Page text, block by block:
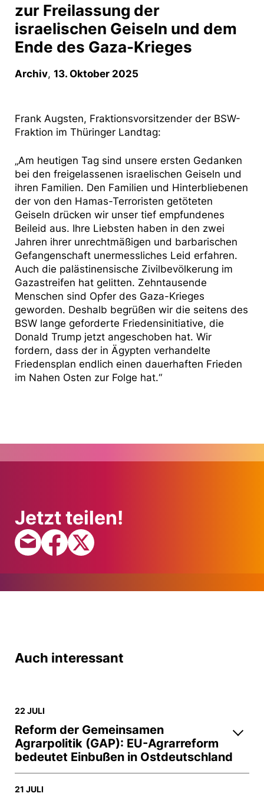
zur Freilassung der
israelischen Geiseln und dem
Ende des Gaza-Krieges
Archiv, 13. Oktober 2025
Frank Augsten, Fraktionsvorsitzender der BSW-
Fraktion im Thüringer Landtag:
„Am heutigen Tag sind unsere ersten Gedanken
bei den freigelassenen israelischen Geiseln und
ihren Familien. Den Familien und Hinterbliebenen
der von den Hamas-Terroristen getöteten
Geiseln drücken wir unser tief empfundenes
Beileid aus. Ihre Liebsten haben in den zwei
Jahren ihrer unrechtmäßigen und barbarischen
Gefangenschaft unermessliches Leid erfahren.
Auch die palästinensische Zivilbevölkerung im
Gazastreifen hat gelitten. Zehntausende
Menschen sind Opfer des Gaza-Krieges
geworden. Deshalb begrüßen wir die seitens des
BSW lange geforderte Friedensinitiative, die
Donald Trump jetzt angeschoben hat. Wir
fordern, dass der in Ägypten verhandelte
Friedensplan endlich einen dauerhaften Frieden
im Nahen Osten zur Folge hat.“
Jetzt teilen!
Auch interessant
22 JULI
Reform der Gemeinsamen
Agrarpolitik (GAP): EU-Agrarreform
bedeutet Einbußen in Ostdeutschland
21 JULI